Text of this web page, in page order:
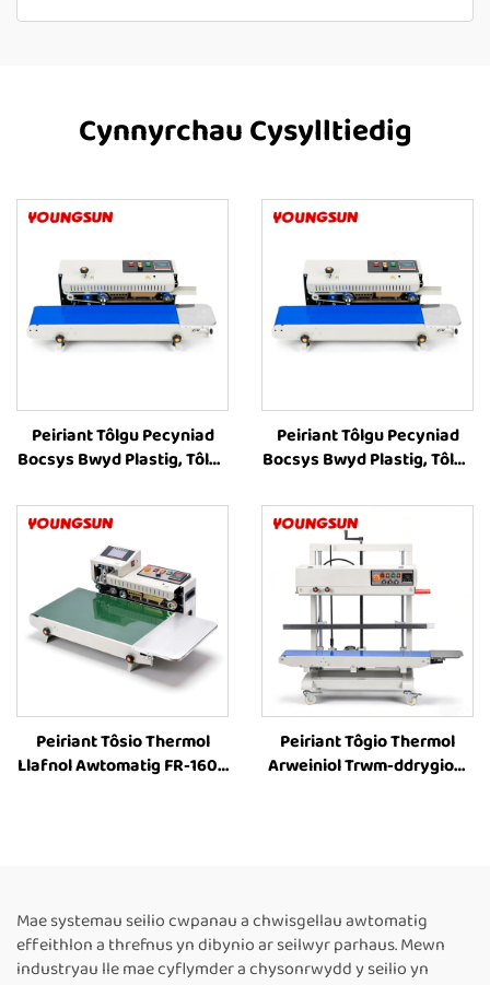
Cynnyrchau Cysylltiedig
Peiriant Tôlgu Pecyniad
Bocsys Bwyd Plastig, Tôlgu
900C
Peiriant Tôlgu Pecyniad
Bocsys Bwyd Plastig, Tôlgu
900C
Peiriant Tôsio Thermol
Llafnol Awtomatig FR-1600
Plastig
Peiriant Tôgio Thermol
Arweiniol Trwm-ddrygioni
Tôgio Band Parhaus
Thermol
Mae systemau seilio cwpanau a chwisgellau awtomatig
effeithlon a threfnus yn dibynio ar seilwyr parhaus. Mewn
industryau lle mae cyflymder a chysonrwydd y seilio yn